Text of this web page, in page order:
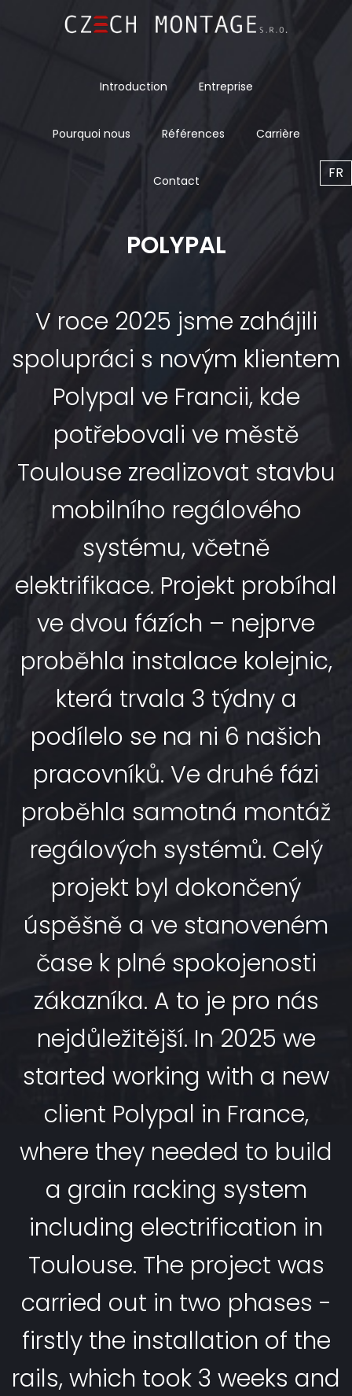
Introduction Entreprise
Pourquoi nous Références Carrière
Contact FR
POLYPAL
V roce 2025 jsme zahájili
spolupráci s novým klientem
Polypal ve Francii, kde
potřebovali ve městě
Toulouse zrealizovat stavbu
mobilního regálového
systému, včetně
elektrifikace. Projekt probíhal
ve dvou fázích – nejprve
proběhla instalace kolejnic,
která trvala 3 týdny a
podílelo se na ni 6 našich
pracovníků. Ve druhé fázi
proběhla samotná montáž
regálových systémů. Celý
projekt byl dokončený
úspěšně a ve stanoveném
čase k plné spokojenosti
zákazníka. A to je pro nás
nejdůležitější. In 2025 we
started working with a new
client Polypal in France,
where they needed to build
a grain racking system
including electrification in
Toulouse. The project was
carried out in two phases -
firstly the installation of the
rails, which took 3 weeks and